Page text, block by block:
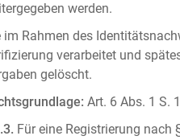
werden.
im Rahmen des
verarbeitet und
gelöscht.
Art. 6 Abs. 1 S.
Für eine Registrierung nach